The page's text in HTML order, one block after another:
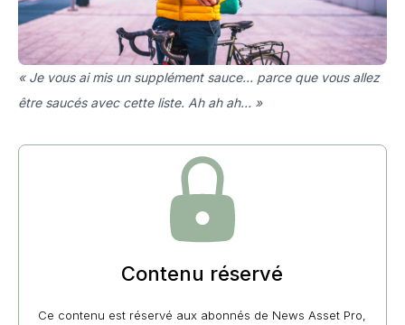
« Je vous ai mis un supplément sauce… parce que vous allez
être saucés avec cette liste. Ah ah ah… »
Contenu réservé
Ce contenu est réservé aux abonnés de News Asset Pro,